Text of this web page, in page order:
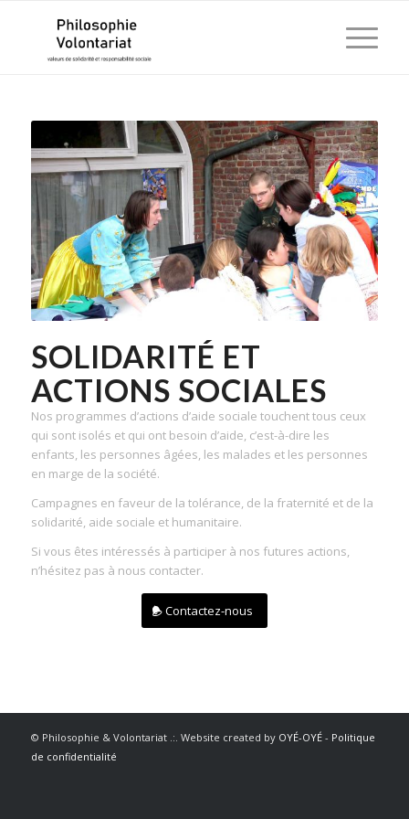
SOLIDARITÉ ET
ACTIONS SOCIALES
Nos programmes d’actions d’aide sociale touchent tous ceux
qui sont isolés et qui ont besoin d’aide, c’est-à-dire les
enfants, les personnes âgées, les malades et les personnes
en marge de la société.
Campagnes en faveur de la tolérance, de la fraternité et de la
solidarité, aide sociale et humanitaire.
Si vous êtes intéressés à participer à nos futures actions,
n’hésitez pas à nous contacter.
Contactez-nous
© Philosophie & Volontariat .:. Website created by OYÉ-OYÉ- Politique
de confidentialité